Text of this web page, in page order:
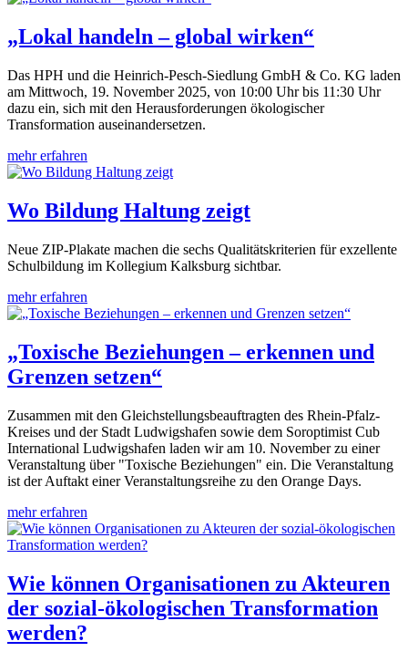
„Lokal handeln – global wirken“
Das HPH und die Heinrich-Pesch-Siedlung GmbH & Co. KG laden
am Mittwoch, 19. November 2025, von 10:00 Uhr bis 11:30 Uhr
dazu ein, sich mit den Herausforderungen ökologischer
Transformation auseinandersetzen.
mehr erfahren
Wo Bildung Haltung zeigt
Neue ZIP-Plakate machen die sechs Qualitätskriterien für exzellente
Schulbildung im Kollegium Kalksburg sichtbar.
mehr erfahren
„Toxische Beziehungen – erkennen und
Grenzen setzen“
Zusammen mit den Gleichstellungsbeauftragten des Rhein-Pfalz-
Kreises und der Stadt Ludwigshafen sowie dem Soroptimist Cub
International Ludwigshafen laden wir am 10. November zu einer
Veranstaltung über "Toxische Beziehungen" ein. Die Veranstaltung
ist der Auftakt einer Veranstaltungsreihe zu den Orange Days.
mehr erfahren
Wie können Organisationen zu Akteuren
der sozial-ökologischen Transformation
werden?